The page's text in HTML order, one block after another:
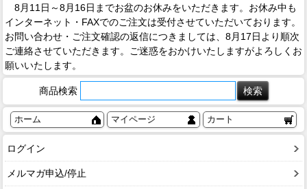
8月11日～8月16日までお盆のお休みをいただきます。お休み中も
インターネット・FAXでのご注文は受付させていただいております。
お問い合わせ・ご注文確認の返信につきましては、8月17日より順次
ご連絡させていただきます。ご迷惑をおかけいたしますがよろしくお
願いいたします。
商品検索
ホーム マイページ カート
ログイン
メルマガ申込/停止